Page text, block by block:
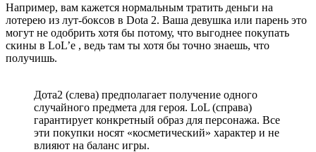
Например, вам кажется нормальным тратить деньги на
лотерею из лут-боксов в Dota 2. Ваша девушка или парень это
могут не одобрить хотя бы потому, что выгоднее покупать
скины в LoL’е , ведь там ты хотя бы точно знаешь, что
получишь.
Дота2 (слева) предполагает получение одного
случайного предмета для героя. LoL (справа)
гарантирует конкретный образ для персонажа. Все
эти покупки носят «косметический» характер и не
влияют на баланс игры.